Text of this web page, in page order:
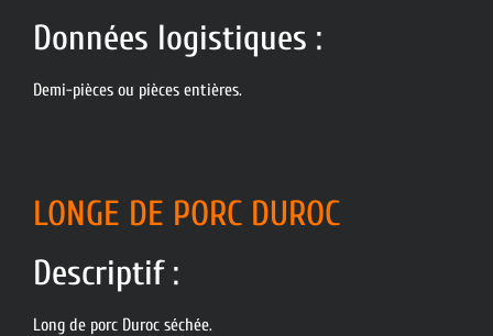
Données logistiques :
Demi-pièces ou pièces entières.
LONGE DE PORC DUROC
Descriptif :
Long de porc Duroc séchée.